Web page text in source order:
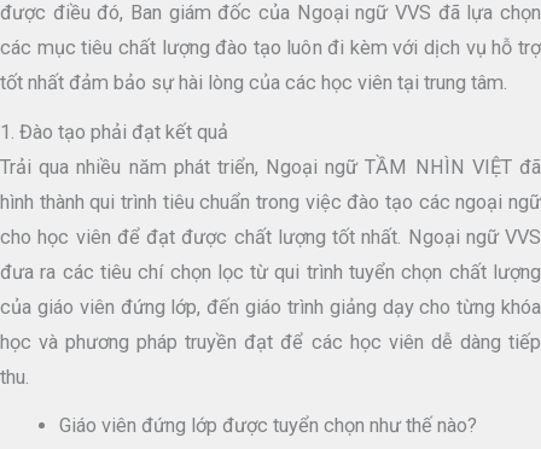
được điều đó, Ban giám đốc của Ngoại ngữ VVS đã lựa chọn
các mục tiêu chất lượng đào tạo luôn đi kèm với dịch vụ hỗ trợ
tốt nhất đảm bảo sự hài lòng của các học viên tại trung tâm.
1. Đào tạo phải đạt kết quả
Trải qua nhiều năm phát triển, Ngoại ngữ TẦM NHÌN VIỆT đã
hình thành qui trình tiêu chuẩn trong việc đào tạo các ngoại ngữ
cho học viên để đạt được chất lượng tốt nhất. Ngoại ngữ VVS
đưa ra các tiêu chí chọn lọc từ qui trình tuyển chọn chất lượng
của giáo viên đứng lớp, đến giáo trình giảng dạy cho từng khóa
học và phương pháp truyền đạt để các học viên dễ dàng tiếp
thu.
Giáo viên đứng lớp được tuyển chọn như thế nào?